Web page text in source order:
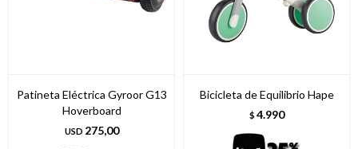
Patineta Eléctrica Gyroor G13
Hoverboard
USD 275,00
Bicicleta de Equilibrio Hape
$ 4.990